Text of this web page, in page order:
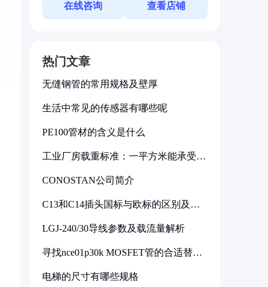
在线咨询 查看店铺
热门文章
无缝钢管的常用规格及壁厚
生活中常见的传感器有哪些呢
PE100管材的含义是什么
工业厂房载重标准：一平方米能承受多
CONOSTAN公司简介
C13和C14插头国标与欧标的区别及其
LGJ-240/30导线参数及载流量解析
寻找nce01p30k MOSFET管的合适替代
电梯的尺寸有哪些规格